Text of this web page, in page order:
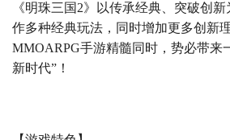
《明珠三国2》以传承经典、突破创
作多种经典玩法，同时增加更多创新
MMOARPG手游精髓同时，势必带来
新时代”！